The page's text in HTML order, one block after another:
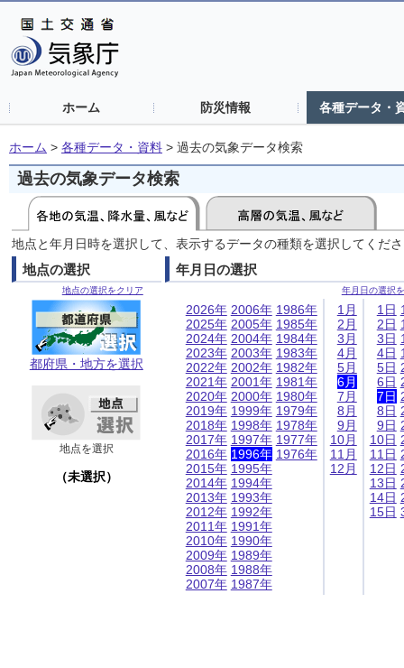
ホーム 防災情報 各種データ・
ホーム > 各種データ・資料 > 過去の気象データ検索
過去の気象データ検索
地点と年月日時を選択して、表示するデータの種類を選択してくだ
地点の選択
地点の選択をクリア
都府県・地方を選択
地点を選択
（未選択）
年月日の選択
年月日の選択
2026年
2025年
2024年
2023年
2022年
2021年
2020年
2019年
2018年
2017年
2016年
2015年
2014年
2013年
2012年
2011年
2010年
2009年
2008年
2007年
2006年
2005年
2004年
2003年
2002年
2001年
2000年
1999年
1998年
1997年
1996年
1995年
1994年
1993年
1992年
1991年
1990年
1989年
1988年
1987年
1986年
1985年
1984年
1983年
1982年
1981年
1980年
1979年
1978年
1977年
1976年
1月
2月
3月
4月
5月
6月
7月
8月
9月
10月
11月
12月
1日
2日
3日
4日
5日
6日
7日
8日
9日
10日
11日
12日
13日
14日
15日